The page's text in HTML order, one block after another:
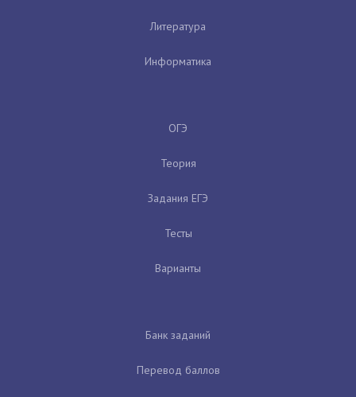
Литература
Информатика
ОГЭ
Теория
Задания ЕГЭ
Тесты
Варианты
Банк заданий
Перевод баллов